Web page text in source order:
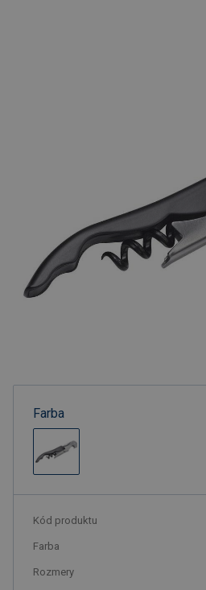
Farba
Kód produktu
Farba
Rozmery